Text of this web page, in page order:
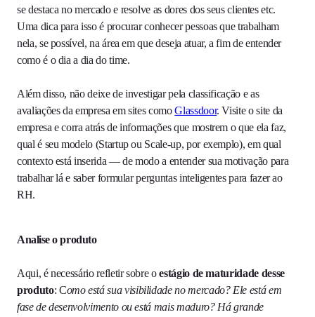
se destaca no mercado e resolve as dores dos seus clientes etc.
Uma dica para isso é procurar conhecer pessoas que trabalham
nela, se possível, na área em que deseja atuar, a fim de entender
como é o dia a dia do time.
Além disso, não deixe de investigar pela classificação e as
avaliações da empresa em sites comoGlassdoor. Visite o site da
empresa e corra atrás de informações que mostrem o que ela faz,
qual é seu modelo (Startup ou Scale-up, por exemplo), em qual
contexto está inserida — de modo a entender sua motivação para
trabalhar lá e saber formular perguntas inteligentes para fazer ao
RH.
Analise o produto
Aqui, é necessário refletir sobre oestágio de maturidade desse
produto: Como está sua visibilidade no mercado? Ele está em
fase de desenvolvimento ou está mais maduro? Há grande